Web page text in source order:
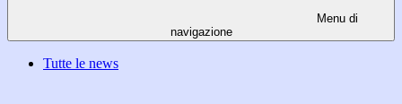
Menu di
navigazione
Tutte le news